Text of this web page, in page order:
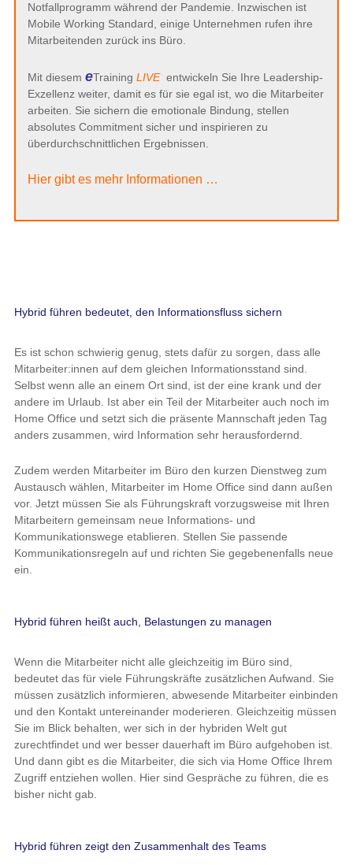
Notfallprogramm während der Pandemie. Inzwischen ist
Mobile Working Standard, einige Unternehmen rufen ihre
Mitarbeitenden zurück ins Büro.
Mit diesem eTraining LIVE entwickeln Sie Ihre Leadership-
Exzellenz weiter, damit es für sie egal ist, wo die Mitarbeiter
arbeiten. Sie sichern die emotionale Bindung, stellen
absolutes Commitment sicher und inspirieren zu
überdurchschnittlichen Ergebnissen.
Hier gibt es mehr Informationen …
Hybrid führen bedeutet, den Informationsfluss sichern
Es ist schon schwierig genug, stets dafür zu sorgen, dass alle
Mitarbeiter:innen auf dem gleichen Informationsstand sind.
Selbst wenn alle an einem Ort sind, ist der eine krank und der
andere im Urlaub. Ist aber ein Teil der Mitarbeiter auch noch im
Home Office und setzt sich die präsente Mannschaft jeden Tag
anders zusammen, wird Information sehr herausfordernd.
Zudem werden Mitarbeiter im Büro den kurzen Dienstweg zum
Austausch wählen, Mitarbeiter im Home Office sind dann außen
vor. Jetzt müssen Sie als Führungskraft vorzugsweise mit Ihren
Mitarbeitern gemeinsam neue Informations- und
Kommunikationswege etablieren. Stellen Sie passende
Kommunikationsregeln auf und richten Sie gegebenenfalls neue
ein.
Hybrid führen heißt auch, Belastungen zu managen
Wenn die Mitarbeiter nicht alle gleichzeitig im Büro sind,
bedeutet das für viele Führungskräfte zusätzlichen Aufwand. Sie
müssen zusätzlich informieren, abwesende Mitarbeiter einbinden
und den Kontakt untereinander moderieren. Gleichzeitig müssen
Sie im Blick behalten, wer sich in der hybriden Welt gut
zurechtfindet und wer besser dauerhaft im Büro aufgehoben ist.
Und dann gibt es die Mitarbeiter, die sich via Home Office Ihrem
Zugriff entziehen wollen. Hier sind Gespräche zu führen, die es
bisher nicht gab.
Hybrid führen zeigt den Zusammenhalt des Teams